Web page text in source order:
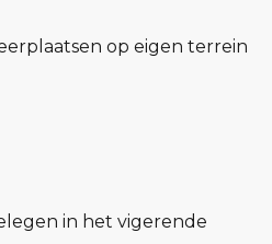
op eigen terrein
in het vigerende